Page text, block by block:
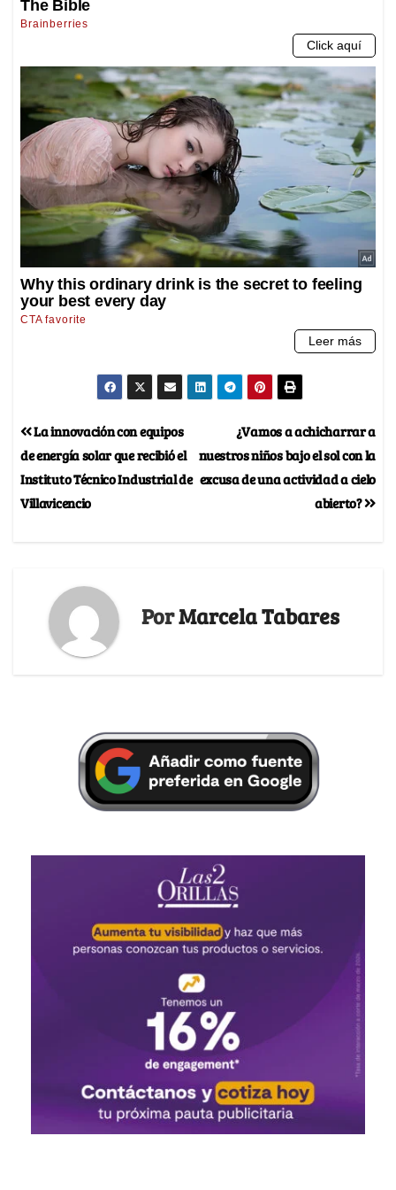
¿Vamos a achicharrar a
nuestros niños bajo el sol con la
excusa de una actividad a cielo
abierto?
La innovación con equipos
de energía solar que recibió el
Instituto Técnico Industrial de
Villavicencio
PorMarcela Tabares